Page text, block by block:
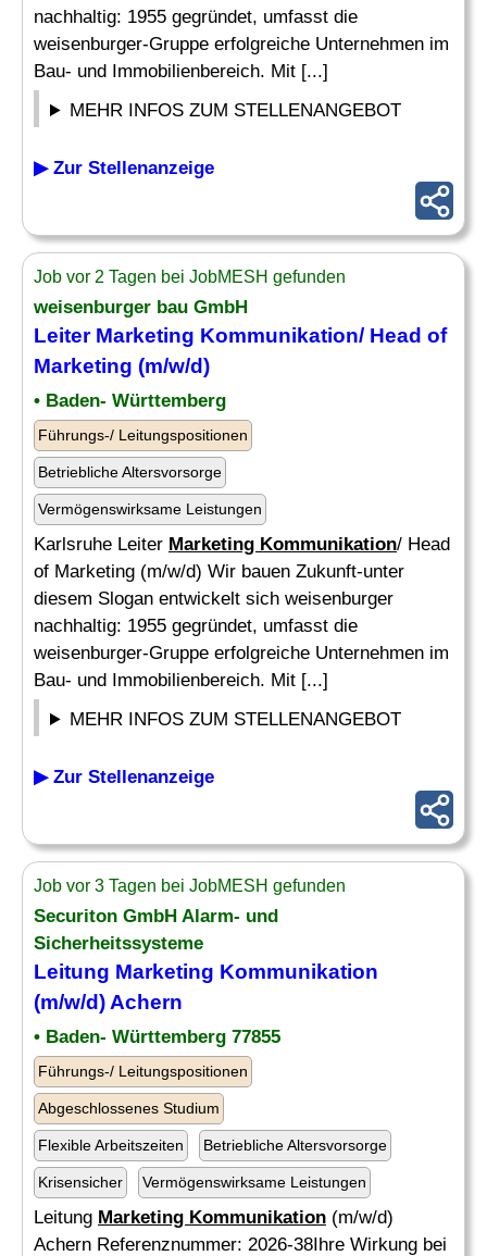
nachhaltig: 1955 gegründet, umfasst die
weisenburger-Gruppe erfolgreiche Unternehmen im
Bau- und Immobilienbereich. Mit [...]
MEHR INFOS ZUM STELLENANGEBOT
▶ Zur Stellenanzeige
Job vor 2 Tagen bei JobMESH gefunden
weisenburger bau GmbH
Leiter Marketing Kommunikation/ Head of
Marketing (m/w/d)
• Baden- Württemberg
Führungs-/ Leitungspositionen
Betriebliche Altersvorsorge
Vermögenswirksame Leistungen
Karlsruhe Leiter Marketing Kommunikation/ Head
of Marketing (m/w/d) Wir bauen Zukunft-unter
diesem Slogan entwickelt sich weisenburger
nachhaltig: 1955 gegründet, umfasst die
weisenburger-Gruppe erfolgreiche Unternehmen im
Bau- und Immobilienbereich. Mit [...]
MEHR INFOS ZUM STELLENANGEBOT
▶ Zur Stellenanzeige
Job vor 3 Tagen bei JobMESH gefunden
Securiton GmbH Alarm- und
Sicherheitssysteme
Leitung Marketing Kommunikation
(m/w/d) Achern
• Baden- Württemberg 77855
Führungs-/ Leitungspositionen
Abgeschlossenes Studium
Flexible Arbeitszeiten Betriebliche Altersvorsorge
Krisensicher Vermögenswirksame Leistungen
Leitung Marketing Kommunikation (m/w/d)
Achern Referenznummer: 2026-38Ihre Wirkung bei